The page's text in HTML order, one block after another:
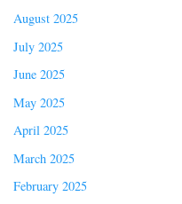
August 2025
July 2025
June 2025
May 2025
April 2025
March 2025
February 2025